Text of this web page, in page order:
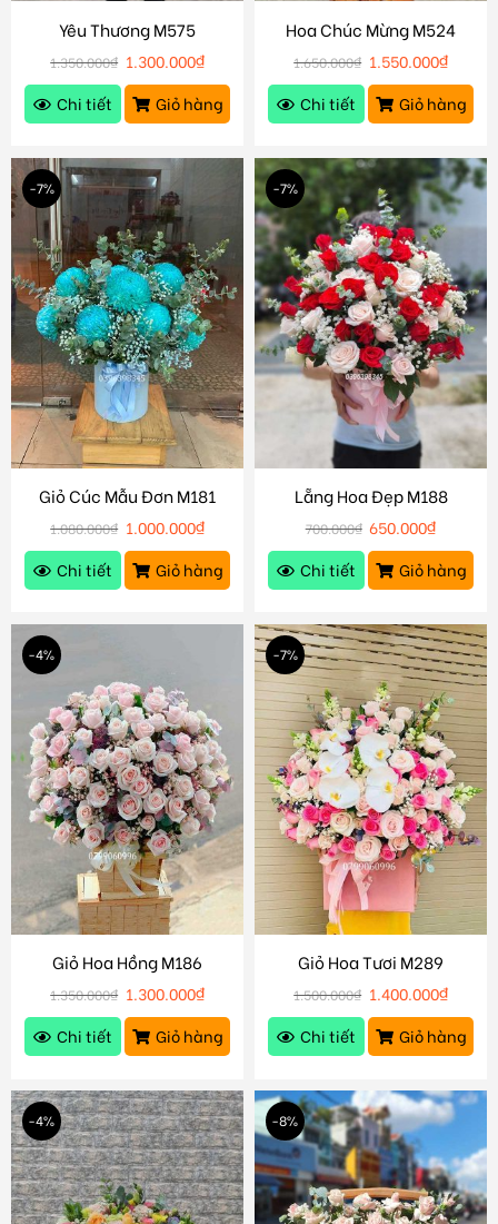
Yêu Thương M575
1.350.000₫ 1.300.000₫
Chi tiết
Giỏ hàng
Hoa Chúc Mừng M524
1.650.000₫ 1.550.000₫
Chi tiết
Giỏ hàng
-7%
Giỏ Cúc Mẫu Đơn M181
1.080.000₫ 1.000.000₫
Chi tiết
Giỏ hàng
-7%
Lẵng Hoa Đẹp M188
700.000₫ 650.000₫
Chi tiết
Giỏ hàng
-4%
Giỏ Hoa Hồng M186
1.350.000₫ 1.300.000₫
Chi tiết
Giỏ hàng
-7%
Giỏ Hoa Tươi M289
1.500.000₫ 1.400.000₫
Chi tiết
Giỏ hàng
-4% -8%